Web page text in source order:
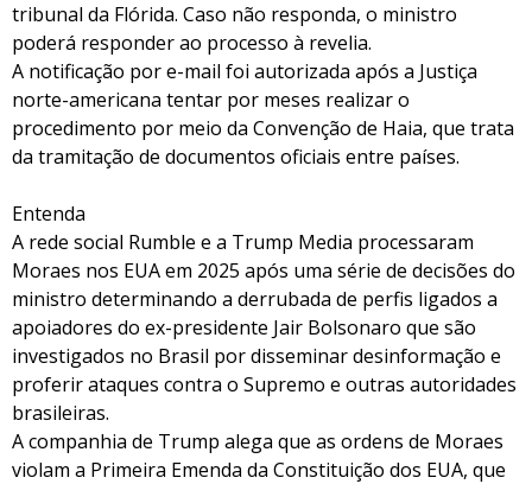
tribunal da Flórida. Caso não responda, o ministro
poderá responder ao processo à revelia.
A notificação por e-mail foi autorizada após a Justiça
norte-americana tentar por meses realizar o
procedimento por meio da Convenção de Haia, que trata
da tramitação de documentos oficiais entre países.
Entenda
A rede social Rumble e a Trump Media processaram
Moraes nos EUA em 2025 após uma série de decisões do
ministro determinando a derrubada de perfis ligados a
apoiadores do ex-presidente Jair Bolsonaro que são
investigados no Brasil por disseminar desinformação e
proferir ataques contra o Supremo e outras autoridades
brasileiras.
A companhia de Trump alega que as ordens de Moraes
violam a Primeira Emenda da Constituição dos EUA, que